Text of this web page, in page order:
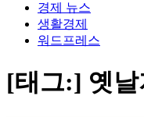
경제 뉴스
생활경제
워드프레스
[태그:] 옛